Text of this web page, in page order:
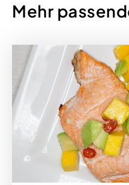
Mehr